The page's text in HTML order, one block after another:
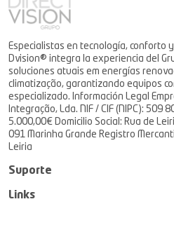
Especialistas en tecnología, conforto
Dvision® integra la experiencia del
soluciones atuais em energías
climatização, garantizando equipos
especializado. Información Legal
Integração, Lda. NIF / CIF (NIPC): 509
5.000,00€ Domicilio Social: Rua de
091 Marinha Grande Registro
Leiria
Suporte
Links